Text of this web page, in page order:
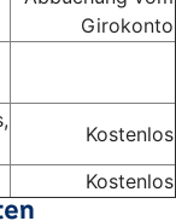
Girokonto
Kostenlos
Kostenlos